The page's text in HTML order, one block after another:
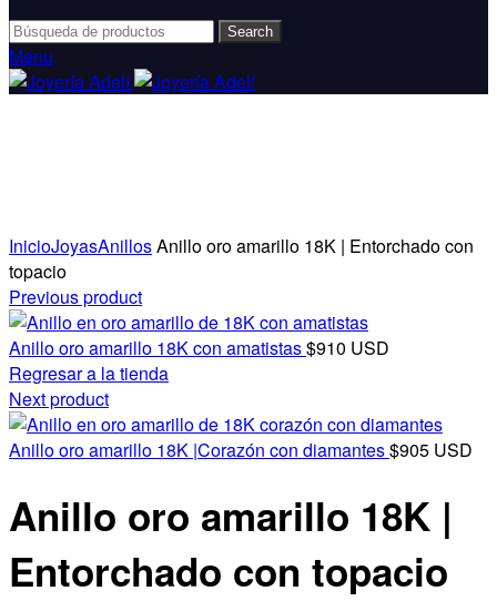
Search
Menu
InicioJoyasAnillosAnillo oro amarillo 18K | Entorchado con
topacio
Previous product
Anillo oro amarillo 18K con amatistas$910 USD
Regresar a la tienda
Next product
Anillo oro amarillo 18K |Corazón con diamantes$905 USD
Anillo oro amarillo 18K |
Entorchado con topacio